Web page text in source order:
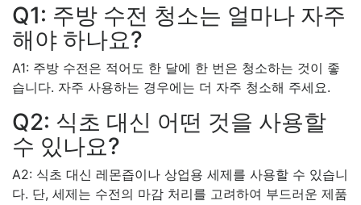
Q1: 주방 수전 청소는 얼마나 자주
해야 하나요?
A1: 주방 수전은 적어도 한 달에 한 번은 청소하는 것이 좋
습니다. 자주 사용하는 경우에는 더 자주 청소해 주세요.
Q2: 식초 대신 어떤 것을 사용할
수 있나요?
A2: 식초 대신 레몬즙이나 상업용 세제를 사용할 수 있습니
다. 단, 세제는 수전의 마감 처리를 고려하여 부드러운 제품